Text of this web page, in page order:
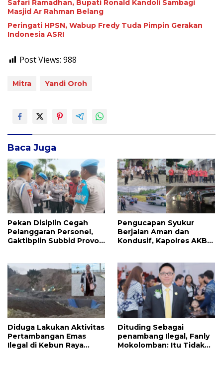
Safari Ramadhan, Bupati Ronald Kandoli Sambagi
Masjid Ar Rahman Belang
Peringati HPSN, Wabup Fredy Tuda Pimpin Gerakan
Indonesia ASRI
Post Views: 988
Mitra Yandi Oroh
Baca Juga
Pekan Disiplin Cegah
Pelanggaran Personel,
Gaktibplin Subbid Provos
Pengucapan Syukur
Berjalan Aman dan
Kondusif, Kapolres AKBP
Mitra
Diduga Lakukan Aktivitas
Pertambangan Emas
Ilegal di Kebun Raya
Dituding Sebagai
penambang Ilegal, Fanly
Mokolomban: Itu Tidak